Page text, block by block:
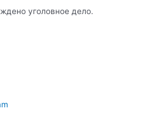
уголовное дело.